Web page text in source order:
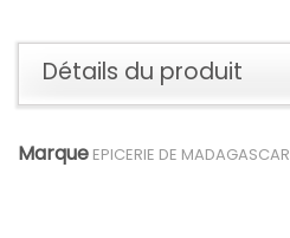
Détails du produit
Marque EPICERIE DE MADAGASCAR